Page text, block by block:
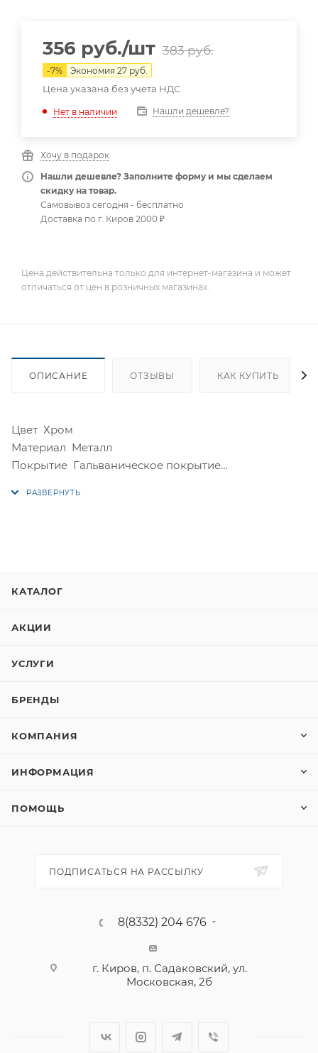
356 руб./шт 383руб.
-7% Экономия 27 руб.
Цена указана без учета НДС
Нет в наличии Нашли дешевле?
Хочу в подарок
Нашли дешевле? Заполните форму и мы сделаем
скидку на товар.
Самовывоз сегодня - бесплатно
Доставка по г. Киров 2000 ₽
Цена действительна только для интернет-магазина и может
отличаться от цен в розничных магазинах.
ОПИСАНИЕ ОТЗЫВЫ КАК КУПИТЬ
Цвет Хром
Материал Металл
Покрытие Гальваническое покрытие
КАТАЛОГ
АКЦИИ
УСЛУГИ
БРЕНДЫ
КОМПАНИЯ
ИНФОРМАЦИЯ
ПОМОЩЬ
ПОДПИСАТЬСЯ НА РАССЫЛКУ
8(8332) 204 676
г. Киров, п. Садаковский, ул.
Московская, 2б